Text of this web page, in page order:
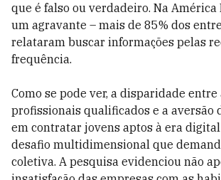
que é falso ou verdadeiro. Na
um agravante – mais de 85% dos
relataram buscar informações pelas
frequência.
Como se pode ver, a disparidade entre
profissionais qualificados e a aversão
em contratar jovens aptos à era
desafio multidimensional que
coletiva. A pesquisa evidenciou não